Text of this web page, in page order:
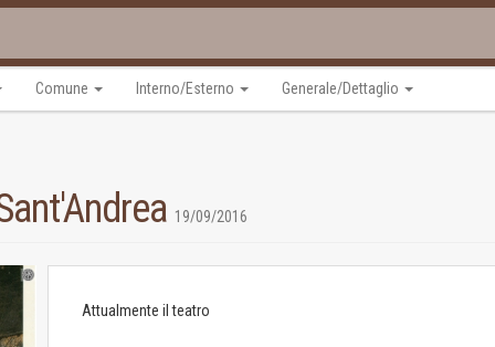
Comune Interno/Esterno Generale/Dettaglio
19/09/2016
Attualmente il teatro